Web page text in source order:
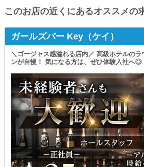
このお店の近くにあるオススメの
ガールズバー Key（ケイ）
＼ゴージャス感溢れる店内／ 高級ホテルのラ
ンが自慢！ 気になる方は、ぜひ体験入社へ◎